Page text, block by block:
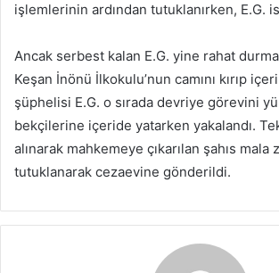
işlemlerinin ardından tutuklanırken, E.G.
Ancak serbest kalan E.G. yine rahat
Keşan İnönü İlkokulu’nun camını kırıp
şüphelisi E.G. o sırada devriye görevini
bekçilerine içeride yatarken yakalandı.
alınarak mahkemeye çıkarılan şahıs
tutuklanarak cezaevine gönderildi.